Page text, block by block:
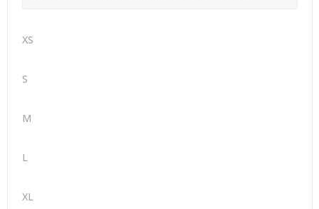
XS
S
M
L
XL